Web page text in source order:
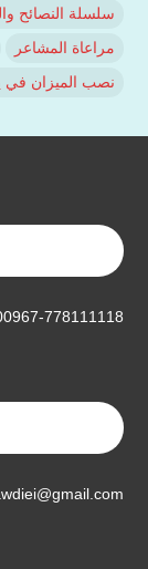
سلسلة النصائح
مراعاة المشاعر
نصب الميزان في
778111118